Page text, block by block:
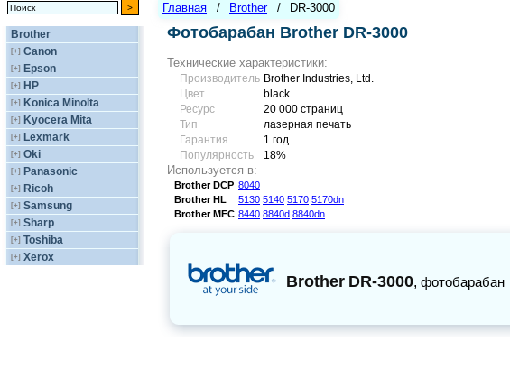
Brother
[+] Canon
[+] Epson
[+] HP
[+] Konica Minolta
[+] Kyocera Mita
[+] Lexmark
[+] Oki
[+] Panasonic
[+] Ricoh
[+] Samsung
[+] Sharp
[+] Toshiba
[+] Xerox
Главная / Brother / DR-3000
Фотобарабан Brother DR-3000
Технические характеристики:
Производитель Brother Industries, Ltd.
Цвет
black
Ресурс
20 000 страниц
Тип
лазерная печать
Гарантия
1 год
Популярность
18%
Используется в:
BrotherDCP 8040
BrotherHL 5130 5140 5170 5170dn
BrotherMFC 8440 8840d 8840dn
Brother DR-3000, фотобарабан